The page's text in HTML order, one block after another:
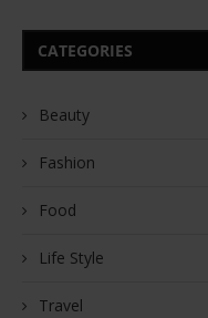
CATEGORIES
Beauty
Fashion
Food
Life Style
Travel